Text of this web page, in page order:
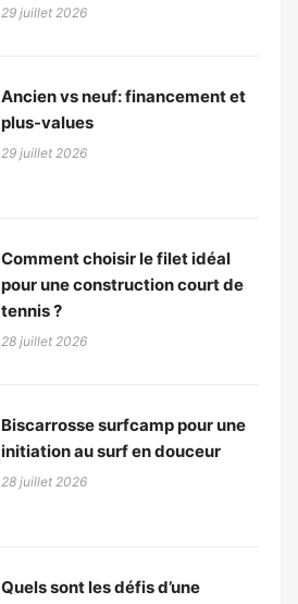
29 juillet 2026
Ancien vs neuf: financement et
plus-values
29 juillet 2026
Comment choisir le filet idéal
pour une construction court de
tennis ?
28 juillet 2026
Biscarrosse surfcamp pour une
initiation au surf en douceur
28 juillet 2026
Quels sont les défis d’une